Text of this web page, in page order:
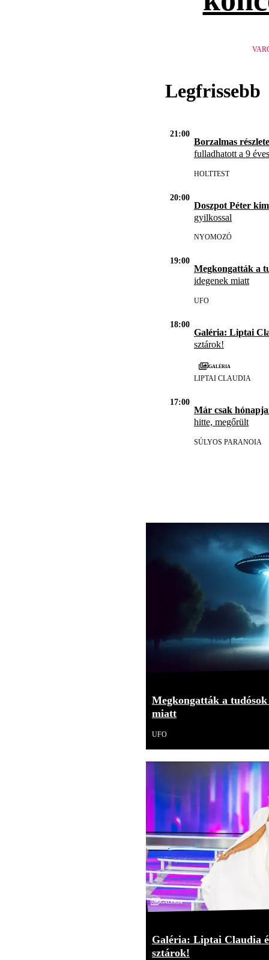
Legfrissebb
21:00
Borzalmas
fulladhatott a 9
HOLTTEST
20:00
Doszpot Péter
gyilkossal
NYOMOZÓ
19:00
Megkongatták a
idegenek miatt
UFO
18:00
Galéria: Liptai
sztárok!
Galéria
LIPTAI CLAUDIA
17:00
Már csak
hitte, megőrült
SÚLYOS PARANOIA
Megkongatták a
miatt
UFO
Galéria
Galéria: Liptai Claudia
sztárok!